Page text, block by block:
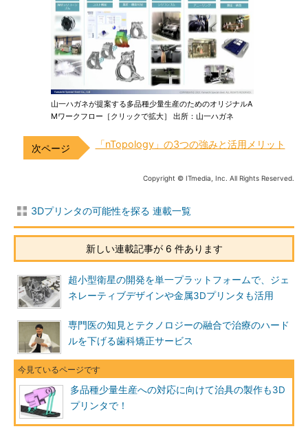
山一ハガネが提案する多品種少量生産のためのオリジナルA
Mワークフロー［クリックで拡大］ 出所：山一ハガネ
「nTopology」の3つの強みと活用メリット
Copyright © ITmedia, Inc. All Rights Reserved.
3Dプリンタの可能性を探る 連載一覧
新しい連載記事が 6 件あります
超小型衛星の開発を単一プラットフォームで、ジェ
ネレーティブデザインや金属3Dプリンタも活用
専門医の知見とテクノロジーの融合で治療のハード
ルを下げる歯科矯正サービス
多品種少量生産への対応に向けて治具の製作も3D
プリンタで！